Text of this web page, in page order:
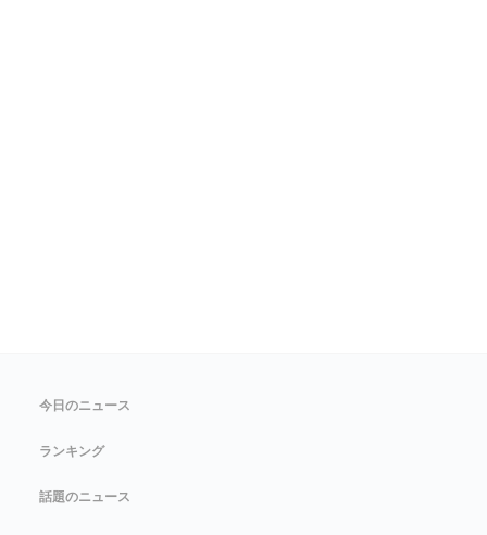
今日のニュース
ランキング
話題のニュース